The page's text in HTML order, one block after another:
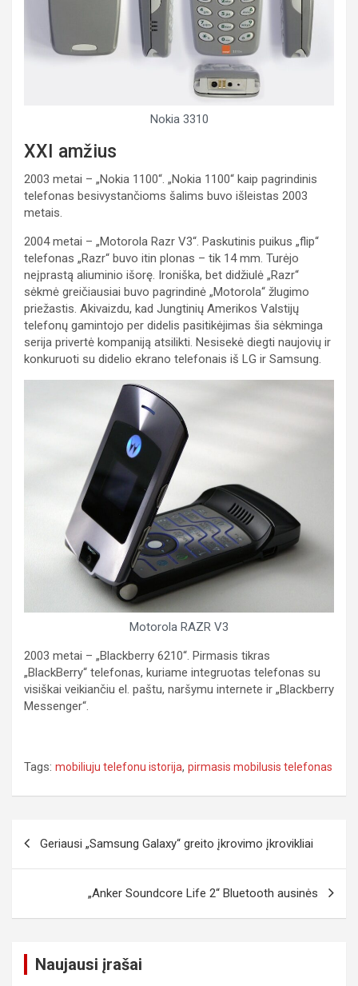
Nokia 3310
XXI amžius
2003 metai – „Nokia 1100“. „Nokia 1100“ kaip pagrindinis
telefonas besivystančioms šalims buvo išleistas 2003
metais.
2004 metai – „Motorola Razr V3“. Paskutinis puikus „flip“
telefonas „Razr“ buvo itin plonas – tik 14 mm. Turėjo
neįprastą aliuminio išorę. Ironiška, bet didžiulė „Razr“
sėkmė greičiausiai buvo pagrindinė „Motorola“ žlugimo
priežastis. Akivaizdu, kad Jungtinių Amerikos Valstijų
telefonų gamintojo per didelis pasitikėjimas šia sėkminga
serija privertė kompaniją atsilikti. Nesisekė diegti naujovių ir
konkuruoti su didelio ekrano telefonais iš LG ir Samsung.
Motorola RAZR V3
2003 metai – „Blackberry 6210“. Pirmasis tikras
„BlackBerry“ telefonas, kuriame integruotas telefonas su
visiškai veikiančiu el. paštu, naršymu internete ir „Blackberry
Messenger“.
Tags: mobiliuju telefonu istorija, pirmasis mobilusis telefonas
Geriausi „Samsung Galaxy“ greito įkrovimo įkrovikliai
„Anker Soundcore Life 2“ Bluetooth ausinės
Naujausi įrašai